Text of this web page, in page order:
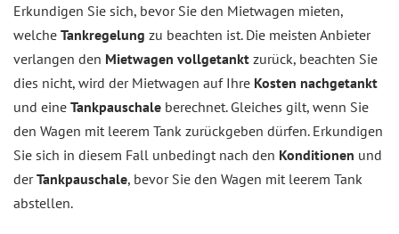
Erkundigen Sie sich, bevor Sie den Mietwagen mieten,
welche Tankregelung zu beachten ist. Die meisten Anbieter
verlangen den Mietwagen vollgetankt zurück, beachten Sie
dies nicht, wird der Mietwagen auf Ihre Kosten nachgetankt
und eine Tankpauschale berechnet. Gleiches gilt, wenn Sie
den Wagen mit leerem Tank zurückgeben dürfen. Erkundigen
Sie sich in diesem Fall unbedingt nach den Konditionen und
derTankpauschale, bevor Sie den Wagen mit leerem Tank
abstellen.